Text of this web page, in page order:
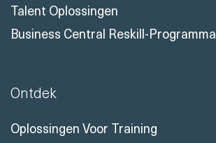
Talent Oplossingen
Business Central Reskill-Programma
Ontdek
Oplossingen Voor Training